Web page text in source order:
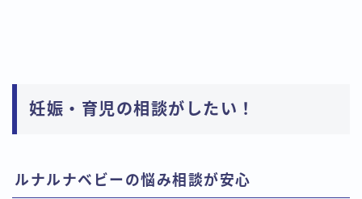
妊娠・育児の相談がしたい！
ルナルナベビーの悩み相談が安心